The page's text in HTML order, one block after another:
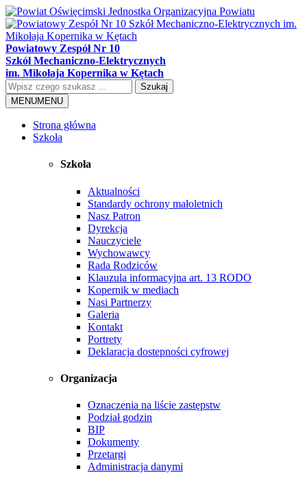
Powiatowy Zespół Nr 10
Szkół Mechaniczno-Elektrycznych
im. Mikołaja Kopernika w Kętach
Szukaj
MENUMENU
Strona główna
Szkoła
Szkoła
Aktualności
Standardy ochrony małoletnich
Nasz Patron
Dyrekcja
Nauczyciele
Wychowawcy
Rada Rodziców
Klauzula informacyjna art. 13 RODO
Kopernik w mediach
Nasi Partnerzy
Galeria
Kontakt
Portrety
Deklaracja dostepności cyfrowej
Organizacja
Oznaczenia na liście zastępstw
Podział godzin
BIP
Dokumenty
Przetargi
Administracja danymi